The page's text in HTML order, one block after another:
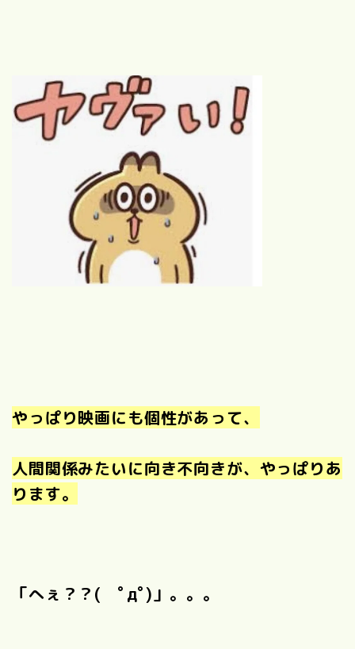
やっぱり映画にも個性があって、
人間関係みたいに向き不向きが、やっぱりあ
ります。
「へぇ？？( ﾟдﾟ)」。。。